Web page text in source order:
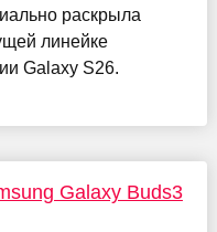
раскрыла
линейке
Galaxy S26.
Galaxy Buds3